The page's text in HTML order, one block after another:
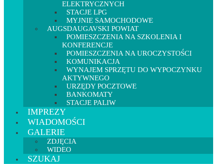
ELEKTRYCZNYCH
STACJE LPG
MYJNIE SAMOCHODOWE
AUGSDAUGAVSKI POWIAT
POMIESZCZENIA NA SZKOLENIA I
KONFERENCJE
POMIESZCZENIA NA UROCZYSTOŚCI
KOMUNIKACJA
WYNAJEM SPRZĘTU DO WYPOCZYNKU
AKTYWNEGO
URZĘDY POCZTOWE
BANKOMATY
STACJE PALIW
IMPREZY
WIADOMOŚCI
GALERIE
ZDJĘCIA
WIDEO
SZUKAJ